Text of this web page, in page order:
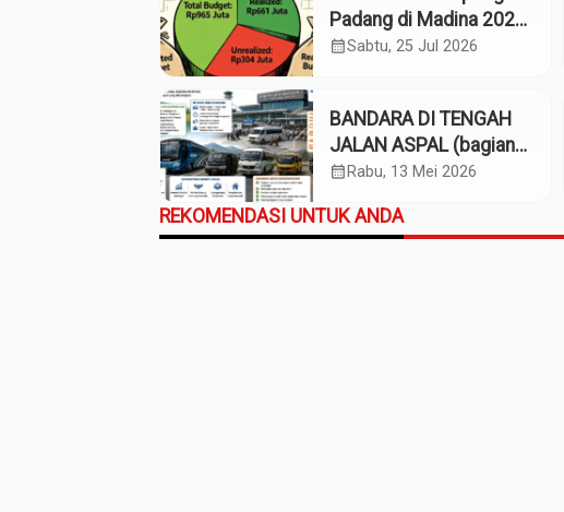
Padang di Madina 2025:
Pagu Rp965 Juta,
calendar_monthSabtu, 25 Jul 2026
BANDARA DI TENGAH
JALAN ASPAL (bagian
3-selesai)
calendar_month Rabu, 13 Mei 2026
REKOMENDASI UNTUK ANDA